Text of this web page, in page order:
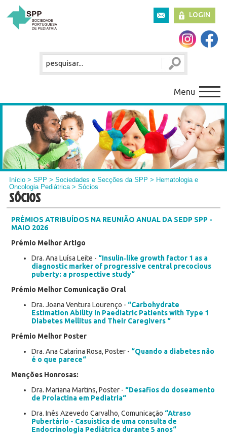
LOGIN
Menu
Início >SPP >Sociedades e Secções da SPP > Hematologia e
Oncologia Pediátrica> Sócios
SÓCIOS
PRÉMIOS ATRIBUÍDOS NA REUNIÃO ANUAL DA SEDP SPP -
MAIO 2026
Prémio Melhor Artigo
Dra. Ana Luísa Leite - “Insulin‑like growth factor 1 as a
diagnostic marker of progressive central precocious
puberty: a prospective study“
Prémio Melhor Comunicação Oral
Dra. Joana Ventura Lourenço - “Carbohydrate
Estimation Ability in Paediatric Patients with Type 1
Diabetes Mellitus and Their Caregivers “
Prémio Melhor Poster
Dra. Ana Catarina Rosa, Poster - “Quando a diabetes não
é o que parece“
Menções Honrosas:
Dra. Mariana Martins, Poster - “Desafios do doseamento
de Prolactina em Pediatria“
Dra. Inês Azevedo Carvalho, Comunicação “Atraso
Pubertário - Casuística de uma consulta de
Endocrinologia Pediátrica durante 5 anos“